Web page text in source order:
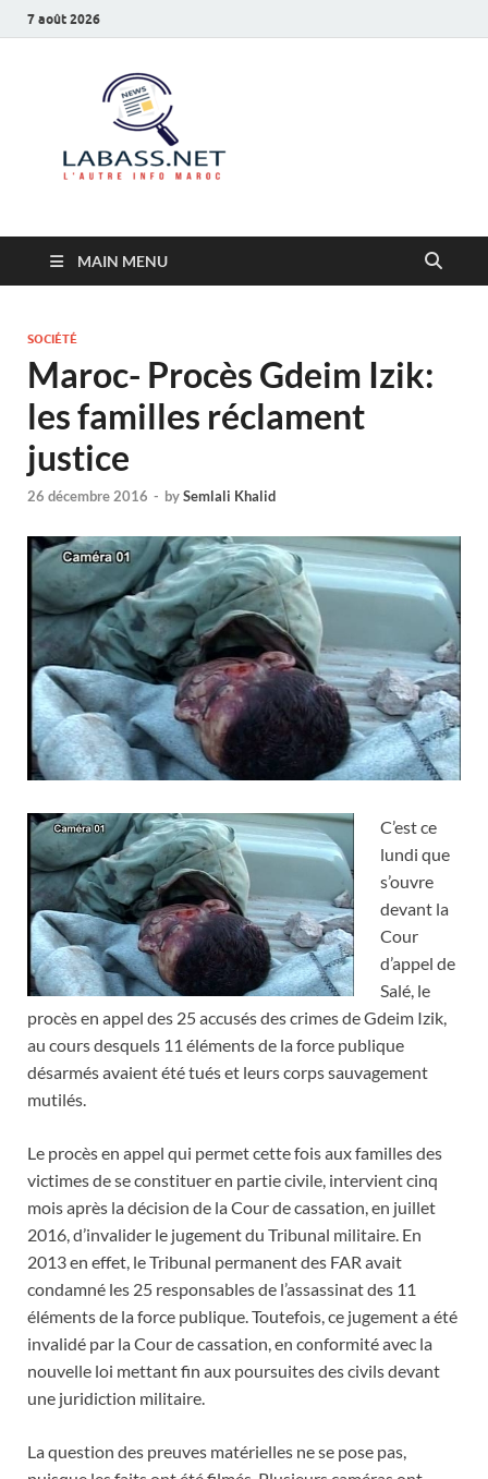
7 août 2026
MAIN MENU
SOCIÉTÉ
Maroc- Procès Gdeim Izik:
les familles réclament
justice
26 décembre 2016 - bySemlali Khalid
C’est ce
lundi que
s’ouvre
devant la
Cour
d’appel de
Salé, le
procès en appel des 25 accusés des crimes de Gdeim Izik,
au cours desquels 11 éléments de la force publique
désarmés avaient été tués et leurs corps sauvagement
mutilés.
Le procès en appel qui permet cette fois aux familles des
victimes de se constituer en partie civile, intervient cinq
mois après la décision de la Cour de cassation, en juillet
2016, d’invalider le jugement du Tribunal militaire. En
2013 en effet, le Tribunal permanent des FAR avait
condamné les 25 responsables de l’assassinat des 11
éléments de la force publique. Toutefois, ce jugement a été
invalidé par la Cour de cassation, en conformité avec la
nouvelle loi mettant fin aux poursuites des civils devant
une juridiction militaire.
La question des preuves matérielles ne se pose pas,